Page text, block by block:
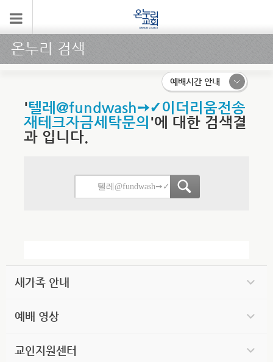
온누리 검색
예배시간 안내
'텔레@fundwash➙✓이더리움전송
재테크자금세탁문의 '에 대한 검색결
과 입니다.
새가족 안내
예배 영상
교인지원센터